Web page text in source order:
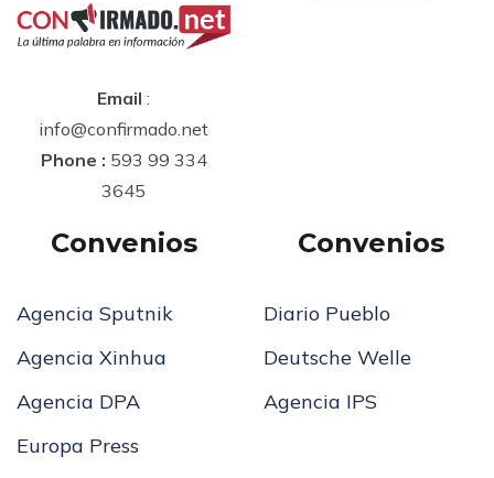
Email :
info@confirmado.net
Phone : 593 99 334
3645
Convenios
Agencia Sputnik
Agencia Xinhua
Agencia DPA
Europa Press
Convenios
Diario Pueblo
Deutsche Welle
Agencia IPS